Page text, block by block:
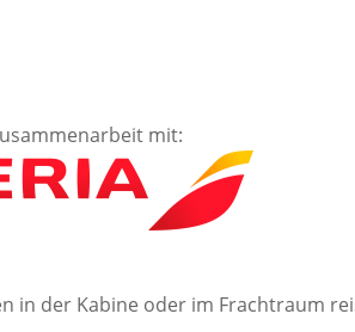
mit:
der Kabine oder im Frachtraum